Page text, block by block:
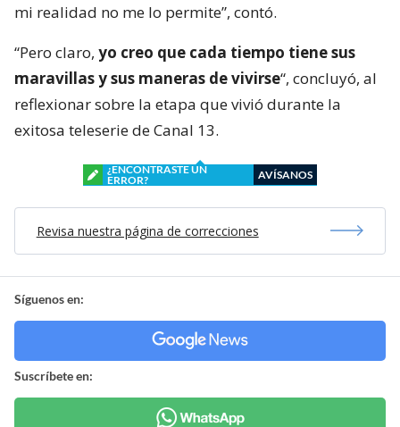
mi realidad no me lo permite”, contó.
“Pero claro, yo creo que cada tiempo tiene sus
maravillas y sus maneras de vivirse“, concluyó, al
reflexionar sobre la etapa que vivió durante la
exitosa teleserie de Canal 13.
¿ENCONTRASTE UN
ERROR?
AVÍSANOS
Revisa nuestra página de correcciones
Síguenos en:
Suscríbete en: